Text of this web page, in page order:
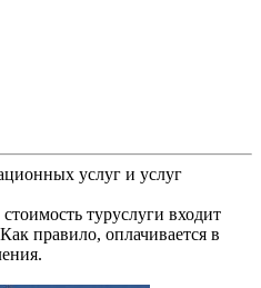
услуг и услуг
туруслуги входит
правило, оплачивается в